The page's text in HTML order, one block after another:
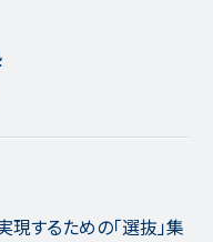
現するための「選抜」集